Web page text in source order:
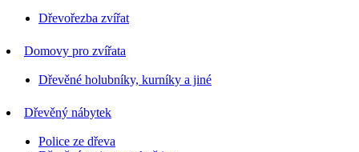
Dřevořezba zvířat
Domovy pro zvířata
Dřevěné holubníky, kurníky a jiné
Dřevěný nábytek
Police ze dřeva